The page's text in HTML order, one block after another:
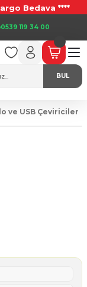
Bedava ****
0539 119 34 00
BUL
ve USB Çeviriciler